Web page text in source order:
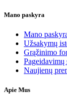
Mano paskyra
Mano
Užsakymų
Grąžinimo
Pageidavimų
Naujienų
Apie Mus